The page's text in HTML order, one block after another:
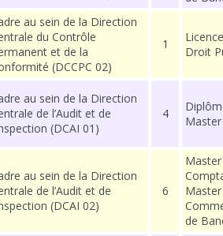
au sein de la Direction
du Contrôle
et de la
(DCCPC 02)
1
Droit
au sein de la Direction
de l’Audit et de
(DCAI 01)
4
au sein de la Direction
de l’Audit et de
(DCAI 02)
6
de